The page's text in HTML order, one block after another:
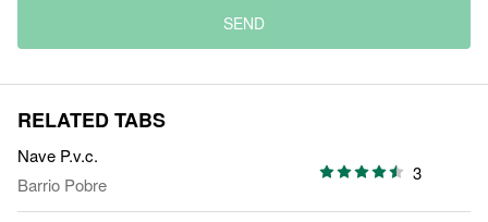
SEND
RELATED TABS
Nave P.v.c.
Barrio Pobre
3